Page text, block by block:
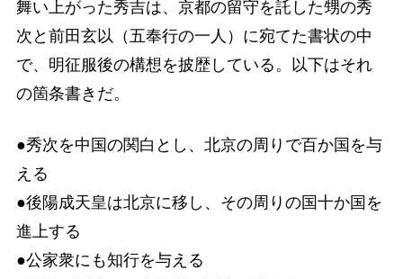
舞い上がった秀吉は、京都の留守を託した甥の秀
次と前田玄以（五奉行の一人）に宛てた書状の中
で、明征服後の構想を披歴している。以下はそれ
の箇条書きだ。
●秀次を中国の関白とし、北京の周りで百か国を与
える
●後陽成天皇は北京に移し、その周りの国十か国を
進上する
●公家衆にも知行を与える